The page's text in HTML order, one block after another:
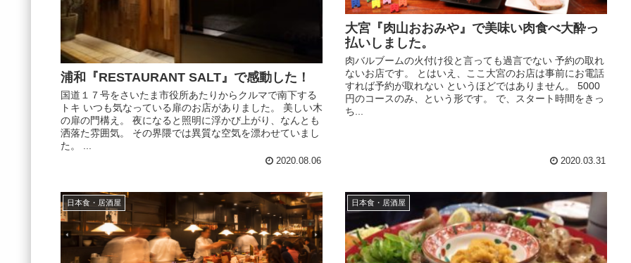
浦和『RESTAURANT SALT』で感動した！
国道１７号をさいたま市役所あたりからクルマで南下する
トキ いつも気なっている扉のお店がありました。 美しい木
の扉の門構え。 夜になると照明に浮かび上がり、なんとも
洒落た雰囲気。 その界隈では異質な空気を漂わせていまし
た。 ...
2020.08.06
大宮『肉山おおみや』で美味い肉食べ大酔っ
払いしました。
肉バルブームの火付け役と言っても過言でない 予約の取れ
ないお店です。 とはいえ、ここ大宮のお店は事前にお電話
すれば予約が取れない というほどではありません。 5000
円のコースのみ、という形です。 で、スタート時間をきっ
ち...
2020.03.31
日本食・居酒屋 日本食・居酒屋